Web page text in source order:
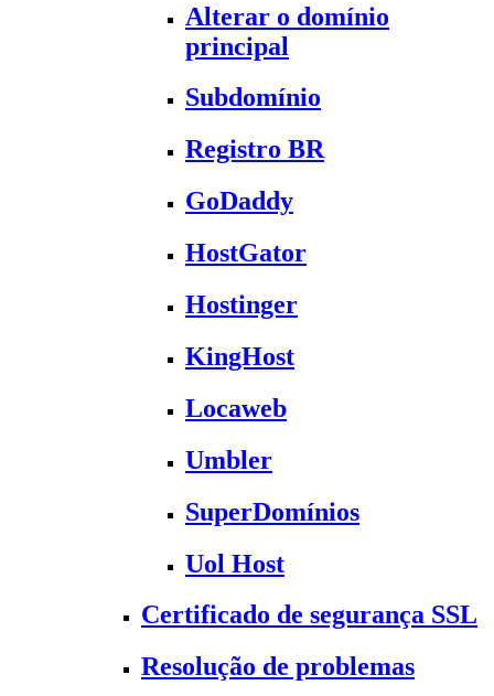
Alterar o domínio
principal
Subdomínio
Registro BR
GoDaddy
HostGator
Hostinger
KingHost
Locaweb
Umbler
SuperDomínios
Uol Host
Certificado de segurança SSL
Resolução de problemas